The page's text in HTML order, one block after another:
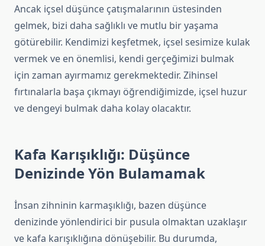
Ancak içsel düşünce çatışmalarının üstesinden
gelmek, bizi daha sağlıklı ve mutlu bir yaşama
götürebilir. Kendimizi keşfetmek, içsel sesimize kulak
vermek ve en önemlisi, kendi gerçeğimizi bulmak
için zaman ayırmamız gerekmektedir. Zihinsel
fırtınalarla başa çıkmayı öğrendiğimizde, içsel huzur
ve dengeyi bulmak daha kolay olacaktır.
Kafa Karışıklığı: Düşünce
Denizinde Yön Bulamamak
İnsan zihninin karmaşıklığı, bazen düşünce
denizinde yönlendirici bir pusula olmaktan uzaklaşır
ve kafa karışıklığına dönüşebilir. Bu durumda,